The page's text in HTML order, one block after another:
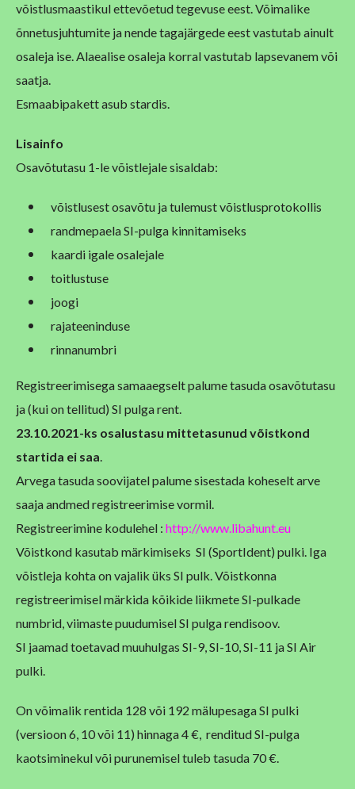
võistlusmaastikul ettevõetud tegevuse eest. Võimalike
õnnetusjuhtumite ja nende tagajärgede eest vastutab ainult
osaleja ise. Alaealise osaleja korral vastutab lapsevanem või
saatja.
Esmaabipakett asub stardis.
Lisainfo
Osavõtutasu 1-le võistlejale sisaldab:
võistlusest osavõtu ja tulemust võistlusprotokollis
randmepaela SI-pulga kinnitamiseks
kaardi igale osalejale
toitlustuse
joogi
rajateeninduse
rinnanumbri
Registreerimisega samaaegselt palume tasuda osavõtutasu
ja (kui on tellitud) SI pulga rent.
23.10.2021-ks osalustasu mittetasunud võistkond
startida ei saa.
Arvega tasuda soovijatel palume sisestada koheselt arve
saaja andmed registreerimise vormil.
Registreerimine kodulehel : http://www.libahunt.eu
Võistkond kasutab märkimiseks SI (SportIdent) pulki. Iga
võistleja kohta on vajalik üks SI pulk. Võistkonna
registreerimisel märkida kõikide liikmete SI-pulkade
numbrid, viimaste puudumisel SI pulga rendisoov.
SI jaamad toetavad muuhulgas SI-9, SI-10, SI-11 ja SI Air
pulki.
On võimalik rentida 128 või 192 mälupesaga SI pulki
(versioon 6, 10 või 11) hinnaga4 €, renditud SI-pulga
kaotsiminekul või purunemisel tuleb tasuda 70 €.